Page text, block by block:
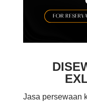
Jasa persewaan